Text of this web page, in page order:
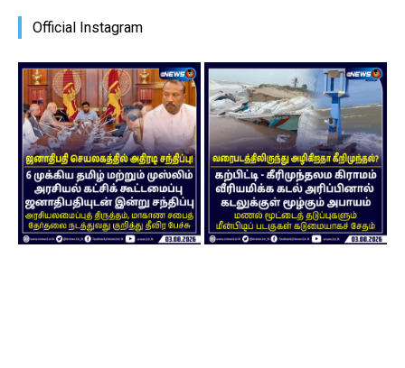
Official Instagram